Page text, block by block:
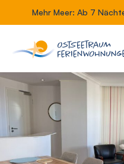
Mehr Meer: Ab 7